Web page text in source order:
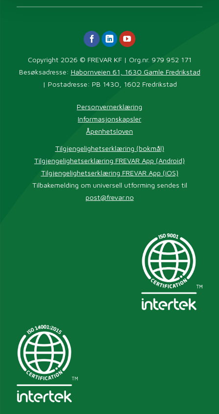
Copyright 2026 © FREVAR KF | Org.nr. 979 952 171
Besøksadresse: Habornveien 61, 1630 Gamle Fredrikstad
| Postadresse: PB 1430, 1602 Fredrikstad
Personvernerklæring
Informasjonskapsler
Åpenhetsloven
Tilgjengelighetserklæring (bokmål)
Tilgjengelighetserklæring FREVAR App (Android)
Tilgjengelighetserklæring FREVAR App (iOS)
Tilbakemelding om universell utforming sendes til
post@frevar.no